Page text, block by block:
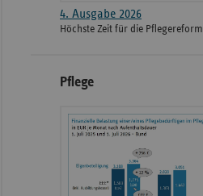
4. Ausgabe 2026
Höchste Zeit für die Pflegereform
Pflege